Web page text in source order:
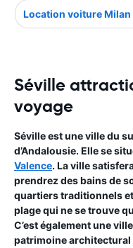
Location voiture Milan
Séville
voyage
Séville est une ville du
d’Andalousie. Elle se
Valence. La ville
prendrez des bains de
quartiers traditionnels
plage qui ne se trouve
C’est également une
patrimoine architectural